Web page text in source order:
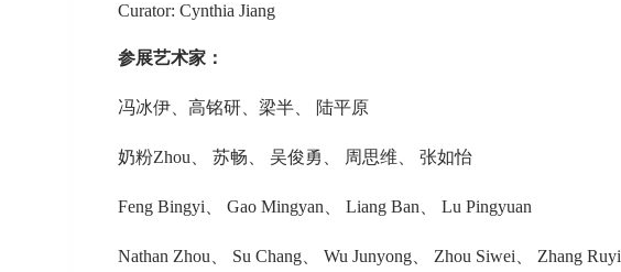
Curator: Cynthia Jiang
参展艺术家：
冯冰伊、高铭研、梁半、 陆平原
奶粉Zhou、 苏畅、 吴俊勇、 周思维、 张如怡
Feng Bingyi、 Gao Mingyan、 Liang Ban、 Lu Pingyuan
Nathan Zhou、 Su Chang、 Wu Junyong、 Zhou Siwei、 Zhang Ruyi